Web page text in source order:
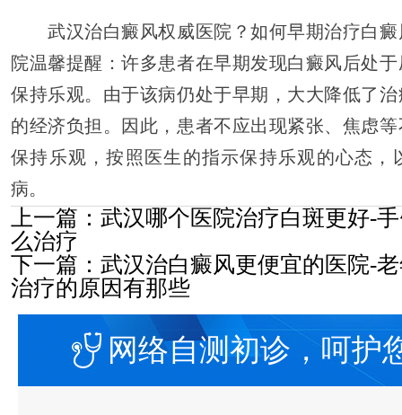
武汉治白癜风权威医院？如何早期治疗白癜
院温馨提醒：许多患者在早期发现白癜风后处
保持乐观。由于该病仍处于早期，大大降低了
的经济负担。因此，患者不应出现紧张、焦虑
保持乐观，按照医生的指示保持乐观的心态，
病。
上一篇： 武汉哪个医院治疗白斑更好-
么治疗
下一篇： 武汉治白癜风更便宜的医院-
治疗的原因有那些
网络自测初诊，呵护